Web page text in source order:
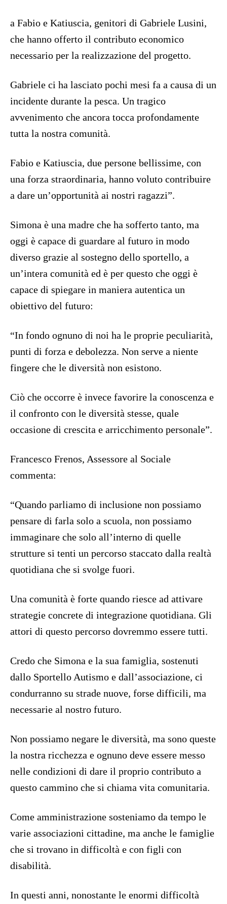
a Fabio e Katiuscia, genitori di Gabriele Lusini,
che hanno offerto il contributo economico
necessario per la realizzazione del progetto.
Gabriele ci ha lasciato pochi mesi fa a causa di un
incidente durante la pesca. Un tragico
avvenimento che ancora tocca profondamente
tutta la nostra comunità.
Fabio e Katiuscia, due persone bellissime, con
una forza straordinaria, hanno voluto contribuire
a dare un’opportunità ai nostri ragazzi”.
Simona è una madre che ha sofferto tanto, ma
oggi è capace di guardare al futuro in modo
diverso grazie al sostegno dello sportello, a
un’intera comunità ed è per questo che oggi è
capace di spiegare in maniera autentica un
obiettivo del futuro:
“In fondo ognuno di noi ha le proprie peculiarità,
punti di forza e debolezza. Non serve a niente
fingere che le diversità non esistono.
Ciò che occorre è invece favorire la conoscenza e
il confronto con le diversità stesse, quale
occasione di crescita e arricchimento personale”.
Francesco Frenos, Assessore al Sociale
commenta:
“Quando parliamo di inclusione non possiamo
pensare di farla solo a scuola, non possiamo
immaginare che solo all’interno di quelle
strutture si tenti un percorso staccato dalla realtà
quotidiana che si svolge fuori.
Una comunità è forte quando riesce ad attivare
strategie concrete di integrazione quotidiana. Gli
attori di questo percorso dovremmo essere tutti.
Credo che Simona e la sua famiglia, sostenuti
dallo Sportello Autismo e dall’associazione, ci
condurranno su strade nuove, forse difficili, ma
necessarie al nostro futuro.
Non possiamo negare le diversità, ma sono queste
la nostra ricchezza e ognuno deve essere messo
nelle condizioni di dare il proprio contributo a
questo cammino che si chiama vita comunitaria.
Come amministrazione sosteniamo da tempo le
varie associazioni cittadine, ma anche le famiglie
che si trovano in difficoltà e con figli con
disabilità.
In questi anni, nonostante le enormi difficoltà